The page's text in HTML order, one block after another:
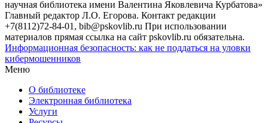
научная библиотека имени Валентина Яковлевича Курбатова»
Главный редактор Л.О. Егорова. Контакт редакции
+7(8112)72-84-01, bib@pskovlib.ru При использовании
материалов прямая ссылка на сайт pskovlib.ru обязательна.
Информационная безопасность: как не поддаться на уловки
кибермошенников
Меню
О библиотеке
Электронная библиотека
Услуги